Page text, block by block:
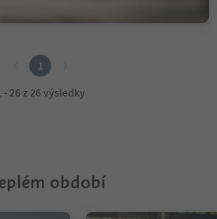
1
- 26 z 26 výsledky
období